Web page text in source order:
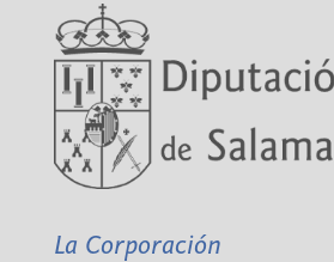
La Corporación